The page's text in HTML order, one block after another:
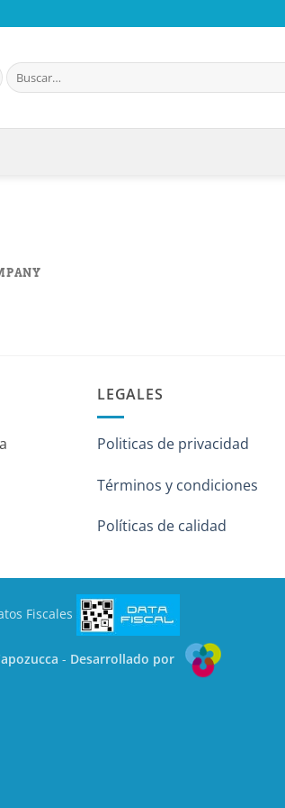
Buscar
por:
LEGALES
Politicas de privacidad
Términos y condiciones
Políticas de calidad
Fiscales
- Desarrollado por